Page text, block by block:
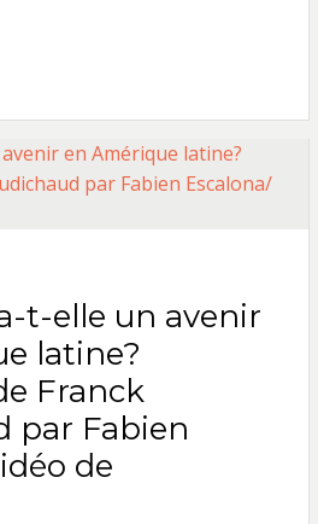
t-elle un avenir
latine?
Franck
par Fabien
de